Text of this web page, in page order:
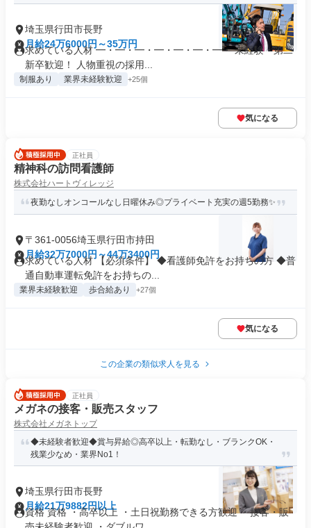
埼玉県行田市長野
月給24万6000円～35万円
求めている人材 ━・━・━・━・━・━・━・ 未経験・第二
新卒歓迎！ 人物重視の採用...
制服あり 業界未経験歓迎 +25個
気になる
正社員
精神科の訪問看護師
株式会社ハートヴィレッジ
夜勤なしオンコールなし日曜休み◎プライベート充実の週5勤務✨
〒361-0056埼玉県行田市持田
月給32万7000円～44万3400円
求めている人材 【必須条件】 ◆看護師免許をお持ちの方 ◆普
通自動車運転免許をお持ちの...
業界未経験歓迎 歩合給あり +27個
気になる
この企業の類似求人を見る
正社員
メガネの接客・販売スタッフ
株式会社メガネトップ
◆未経験者歓迎◆賞与昇給◎高卒以上・転勤なし・ブランクOK・
残業少なめ・業界No1！
埼玉県行田市長野
月給21万9882円以上
資格 資格 ・高卒以上 ・土日祝勤務できる方歓迎 ・接客・販